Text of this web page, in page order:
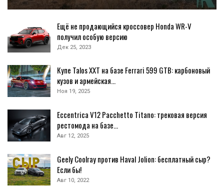
Ещё не продающийся кроссовер Honda WR-V
получил особую версию
Дек 25, 2023
Купе Talos XXT на базе Ferrari 599 GTB: карбоновый
кузов и армейская…
Ноя 19, 2025
Eccentrica V12 Pacchetto Titano: трековая версия
рестомода на базе…
Авг 12, 2025
Geely Coolray против Haval Jolion: бесплатный сыр?
Если бы!
Авг 10, 2022